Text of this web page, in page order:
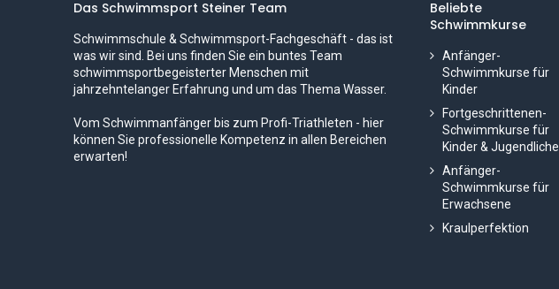
Das Schwimmsport Steiner Team
Schwimmschule & Schwimmsport-Fachgeschäft - das ist
was wir sind. Bei uns finden Sie ein buntes Team
schwimmsportbegeisterter Menschen mit
jahrzehntelanger Erfahrung und um das Thema Wasser.
Vom Schwimmanfänger bis zum Profi-Triathleten - hier
können Sie professionelle Kompetenz in allen Bereichen
erwarten!
Beliebte
Schwimmkurse
Anfänger-
Schwimmkurse für
Kinder
Fortgeschrittenen-
Schwimmkurse für
Kinder & Jugendliche
Anfänger-
Schwimmkurse für
Erwachsene
Kraulperfektion